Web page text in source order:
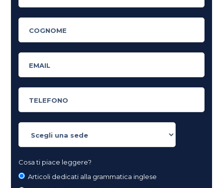
Cosa ti piace leggere?
Articoli dedicati alla grammatica inglese